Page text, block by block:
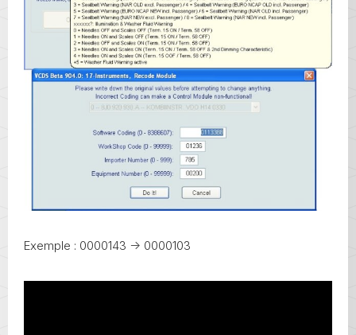
Exemple : 0000143 -> 0000103